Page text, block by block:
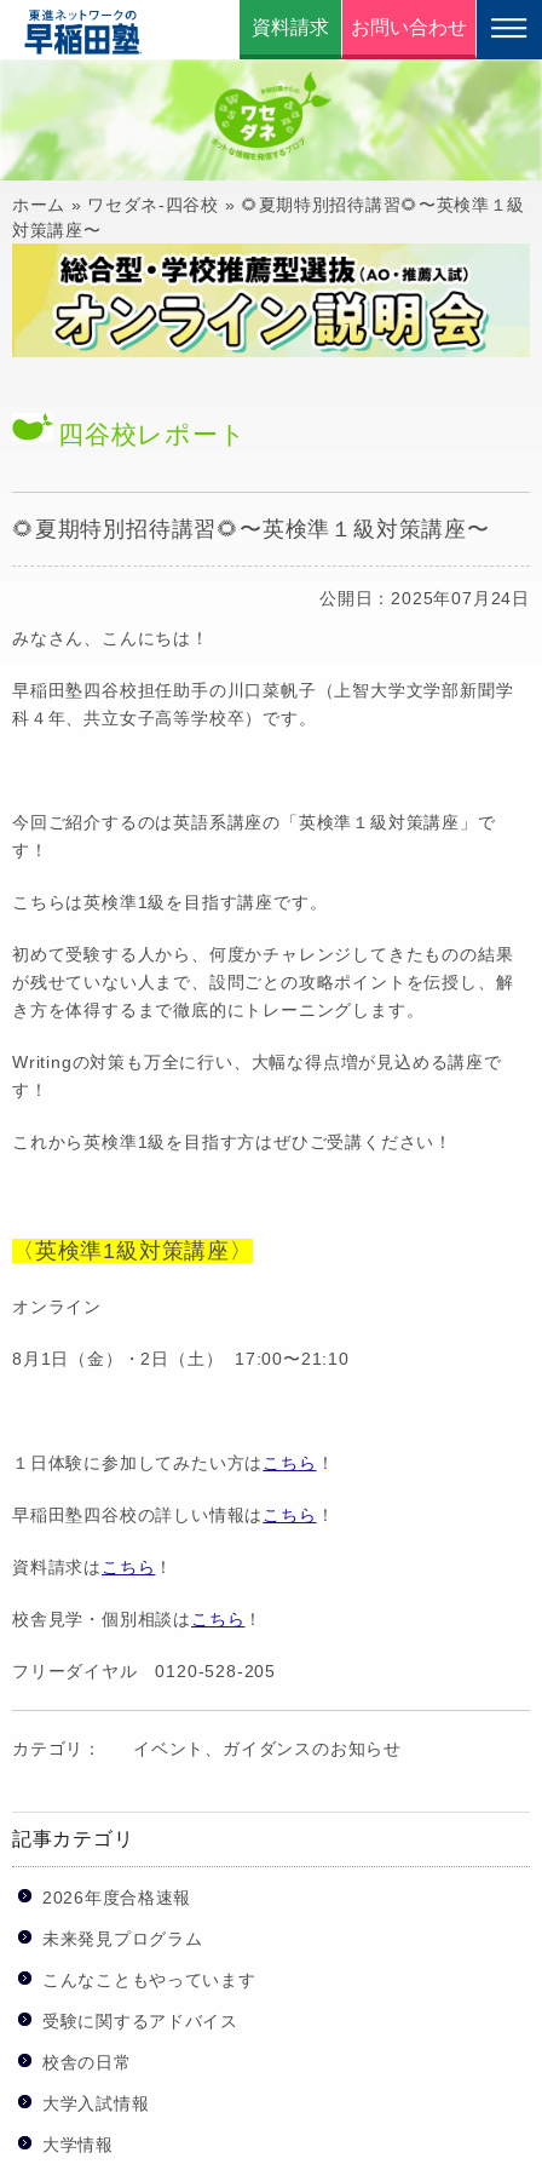
資料請求 お問い合わせ
ホーム » ワセダネ-四谷校 » 🌻夏期特別招待講習🌻〜英検準１級
対策講座〜
四谷校レポート
🌻夏期特別招待講習🌻〜英検準１級対策講座〜
公開日：2025年07月24日
みなさん、こんにちは！
早稲田塾四谷校担任助手の川口菜帆子（上智大学文学部新聞学
科４年、共立女子高等学校卒）です。
今回ご紹介するのは英語系講座の「英検準１級対策講座」で
す！
こちらは英検準1級を目指す講座です。
初めて受験する人から、何度かチャレンジしてきたものの結果
が残せていない人まで、設問ごとの攻略ポイントを伝授し、解
き方を体得するまで徹底的にトレーニングします。
Writingの対策も万全に行い、大幅な得点増が見込める講座で
す！
これから英検準1級を目指す方はぜひご受講ください！
〈英検準1級対策講座〉
オンライン
8月1日（金）・2日（土） 17:00〜21:10
１日体験に参加してみたい方は こちら ！
早稲田塾四谷校の詳しい情報は こちら ！
資料請求は こちら ！
校舎見学・個別相談は こちら ！
フリーダイヤル 0120-528-205
カテゴリ： イベント、ガイダンスのお知らせ
記事カテゴリ
2026年度合格速報
未来発見プログラム
こんなこともやっています
受験に関するアドバイス
校舎の日常
大学入試情報
大学情報